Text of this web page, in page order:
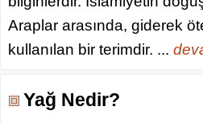
Araplar arasında, giderek
kullanılan bir terimdir. ...
Yağ Nedir?